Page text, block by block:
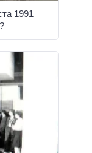
1991